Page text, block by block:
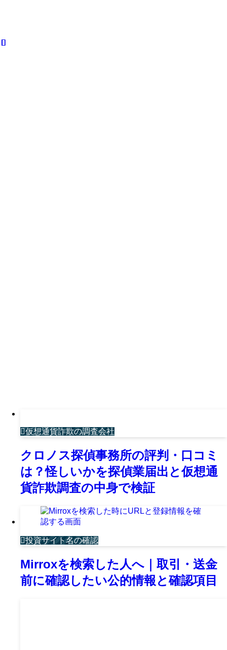
仮想通貨詐欺の調査会社
クロノス探偵事務所の評判・口コミ
は？怪しいかを探偵業届出と仮想通
貨詐欺調査の中身で検証
投資サイト名の確認
Mirroxを検索した人へ｜取引・送金
前に確認したい公的情報と確認項目